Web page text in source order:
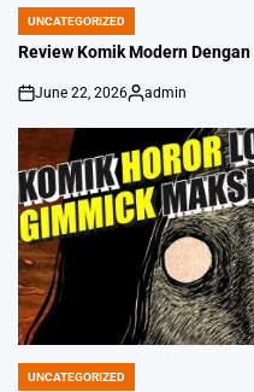
POSTED
IN
UNCATEGORIZED
Review Komik Modern
on
June 22, 2026
Posted
admin
POSTED
UNCATEGORIZED